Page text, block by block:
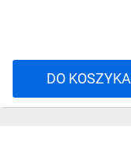
DO KOSZYKA